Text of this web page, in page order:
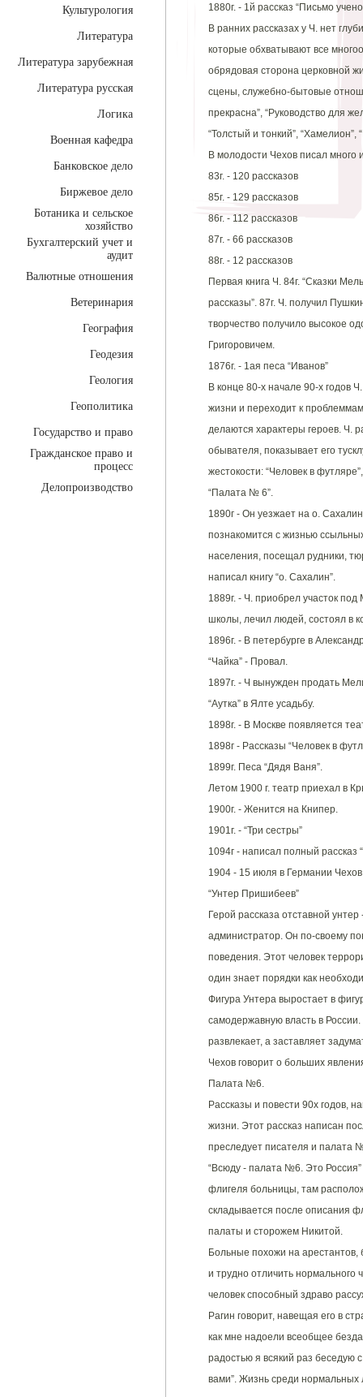
Культурология
Литература
Литература зарубежная
Литература русская
Логика
Военная кафедра
Банковское дело
Биржевое дело
Ботаника и сельское
хозяйство
Бухгалтерский учет и
аудит
Валютные отношения
Ветеринария
География
Геодезия
Геология
Геополитика
Государство и право
Гражданское право и
процесс
Делопроизводство
1880г. - 1й рассказ “Письмо
В ранних рассказах у Ч. нет
которые обхватывают все
обрядовая сторона церковной
сцены, служебно-бытовые
прекрасна”, “Руководство для
“Толстый и тонкий”, “Хамелион”,
В молодости Чехов писал много
83г. - 120 рассказов
85г. - 129 рассказов
86г. - 112 рассказов
87г. - 66 рассказов
88г. - 12 рассказов
Первая книга Ч. 84г. “Сказки
рассказы”. 87г. Ч. получил
творчество получило высокое
Григоровичем.
1876г. - 1ая песа “Иванов”
В конце 80-х начале 90-х годов
жизни и переходит к
делаются характеры героев. Ч.
обывателя, показывает его
жестокости: “Человек в
“Палата № 6”.
1890г - Он уезжает на о.
познакомится с жизнью
населения, посещал рудники,
написал книгу “о. Сахалин”.
1889г. - Ч. приобрел участок
школы, лечил людей, состоял в
1896г. - В петербурге в
“Чайка” - Провал.
1897г. - Ч вынужден продать
“Аутка” в Ялте усадьбу.
1898г. - В Москве появляется
1898г - Рассказы “Человек в
1899г. Песа “Дядя Ваня”.
Летом 1900 г. театр приехал в
1900г. - Женится на Книпер.
1901г. - “Три сестры”
1094г - написал полный рассказ
1904 - 15 июля в Германии
“Унтер Пришибеев”
Герой рассказа отставной
администратор. Он по-своему
поведения. Этот человек
один знает порядки как
Фигура Унтера выростает в
самодержавную власть в
развлекает, а заставляет
Чехов говорит о больших
Палата №6.
Рассказы и повести 90х годов,
жизни. Этот рассказ написан
преследует писателя и палата
“Всюду - палата №6. Это
флигеля больницы, там
складывается после описания
палаты и сторожем Никитой.
Больные похожи на арестантов,
и трудно отличить
человек способный здраво
Рагин говорит, навещая его в
как мне надоели всеобщее
радостью я всякий раз беседую
вами”. Жизнь среди нормальных